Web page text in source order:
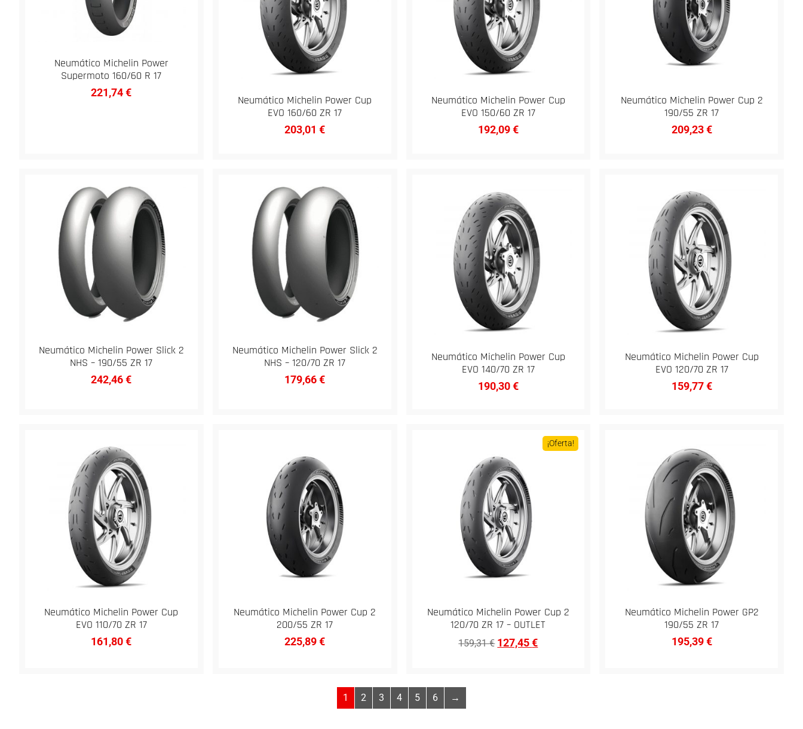
Neumático Michelin Power
Supermoto 160/60 R 17
221,74€
Neumático Michelin Power Cup
EVO 160/60 ZR 17
203,01€
Neumático Michelin Power Cup
EVO 150/60 ZR 17
192,09€
Neumático Michelin Power Cup 2
190/55 ZR 17
209,23€
Neumático Michelin Power Slick 2
NHS – 190/55 ZR 17
242,46€
Neumático Michelin Power Slick 2
NHS – 120/70 ZR 17
179,66€
Neumático Michelin Power Cup
EVO 140/70 ZR 17
190,30€
Neumático Michelin Power Cup
EVO 120/70 ZR 17
159,77€
Neumático Michelin Power Cup
EVO 110/70 ZR 17
161,80€
Neumático Michelin Power Cup 2
200/55 ZR 17
225,89€
¡Oferta!
Neumático Michelin Power Cup 2
120/70 ZR 17 – OUTLET
159,31€ 127,45€
Neumático Michelin Power GP2
190/55 ZR 17
195,39€
1 2 3 4 5 6 →